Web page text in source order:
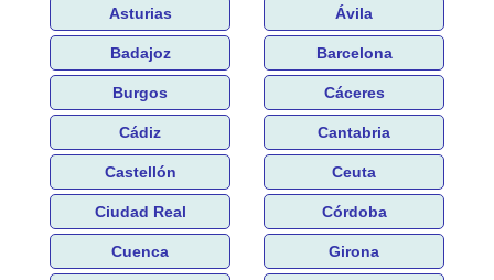
Asturias Ávila
Badajoz Barcelona
Burgos Cáceres
Cádiz Cantabria
Castellón Ceuta
Ciudad Real Córdoba
Cuenca Girona